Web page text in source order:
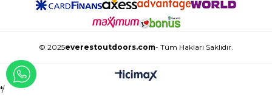
© 2025everestoutdoors.com- Tüm Hakları Saklıdır.
*/
WHATSAPP İLE İLETİŞİME GEÇ